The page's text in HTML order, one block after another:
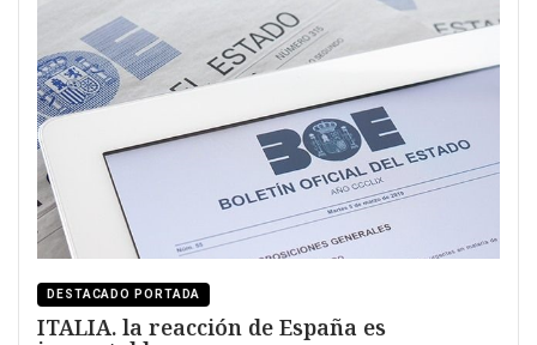
DESTACADO PORTADA
ITALIA. la reacción de España es